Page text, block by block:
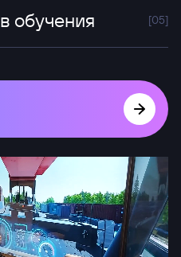
обучения [05]